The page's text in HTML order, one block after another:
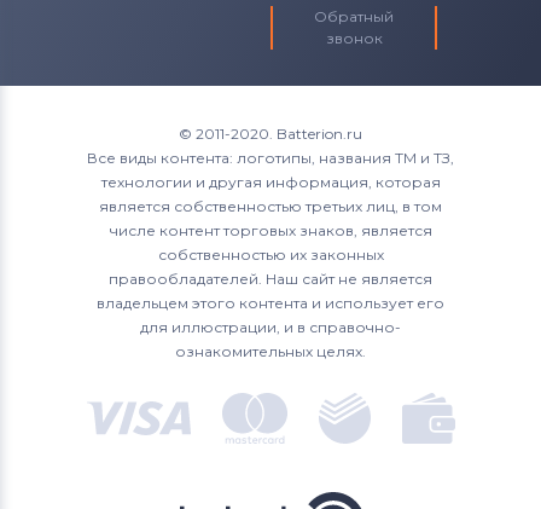
Обратный
звонок
© 2011-2020. Batterion.ru
Все виды контента: логотипы, названия ТМ и ТЗ,
технологии и другая информация, которая
является собственностью третьих лиц, в том
числе контент торговых знаков, является
собственностью их законных
правообладателей. Наш сайт не является
владельцем этого контента и использует его
для иллюстрации, и в справочно-
ознакомительных целях.